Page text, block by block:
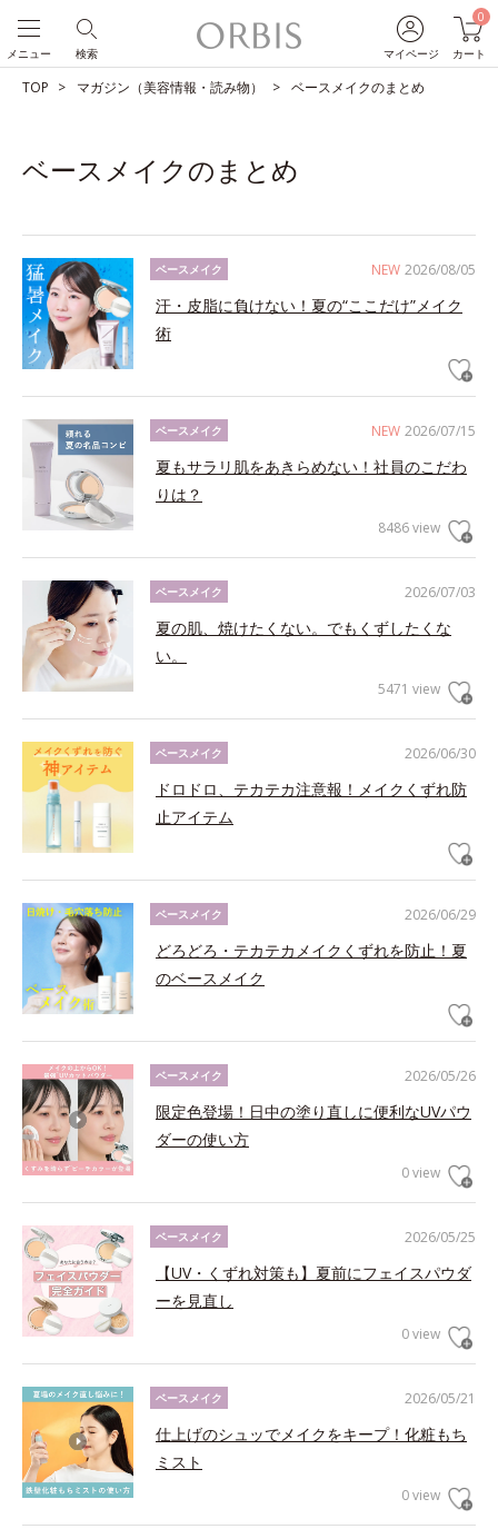
マイページ
0
カート
検索
メニュー
TOP マガジン（美容情報・読み物） ベースメイクのまとめ
ベースメイクのまとめ
NEW 2026/08/05
ベースメイク
汗・皮脂に負けない！夏の“ここだけ”メイク
術
NEW 2026/07/15
ベースメイク
夏もサラリ肌をあきらめない！社員のこだわ
りは？
8486 view
2026/07/03
ベースメイク
夏の肌、焼けたくない。でもくずしたくな
い。
5471 view
2026/06/30
ベースメイク
ドロドロ、テカテカ注意報！メイクくずれ防
止アイテム
2026/06/29
ベースメイク
どろどろ・テカテカメイクくずれを防止！夏
のベースメイク
2026/05/26
ベースメイク
限定色登場！日中の塗り直しに便利なUVパウ
ダーの使い方
0 view
2026/05/25
ベースメイク
【UV・くずれ対策も】夏前にフェイスパウダ
ーを見直し
0 view
2026/05/21
ベースメイク
仕上げのシュッでメイクをキープ！化粧もち
ミスト
0 view